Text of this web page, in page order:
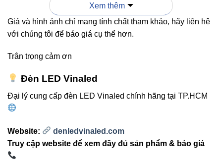
Nhiệt
độ
3000K 3000K / 4000K
Chuẩn
IP54
dụng
lối đi, cổng
khu nghỉ dưỡng
Xem thêm
Giá và hình ảnh chỉ mang tính chất tham khảo, hãy liên hệ
với chúng tôi để báo giá cụ thể hơn.
Trân trọng cảm ơn
Đèn LED Vinaled
Đại lý cung cấp đèn LED Vinaled chính hãng tại TP.HCM
Website:
denledvinaled.com
Truy cập website để xem đầy đủ sản phẩm & báo giá